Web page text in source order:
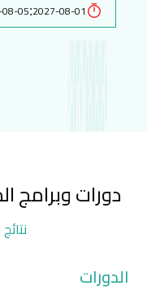
2027-08-01
:
05
دورات وبرامج
الدورات